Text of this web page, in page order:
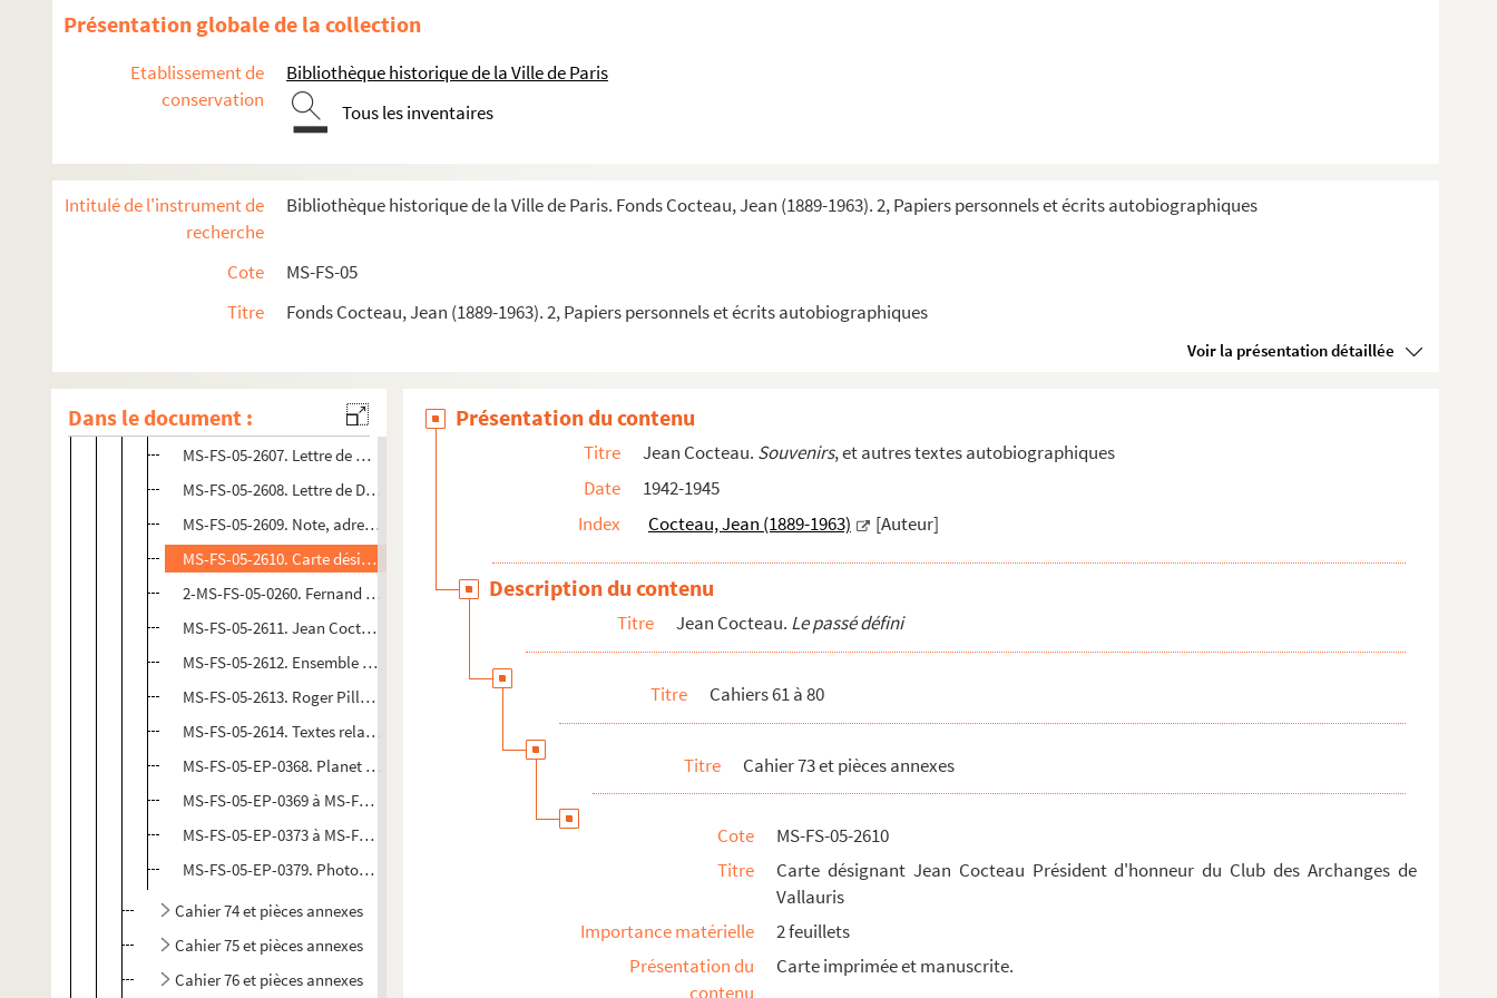
Présentation globale de la collection
Etablissement de
conservation
Bibliothèque historique de la Ville de Paris
Tous les inventaires
Intitulé de l'instrument de
recherche
Bibliothèque historique de la Ville de Paris. Fonds Cocteau, Jean (1889-1963). 2, Papiers personnels et écrits autobiographiques
Cote
MS-FS-05
Titre
Fonds Cocteau, Jean (1889-1963). 2, Papiers personnels et écrits autobiographiques
Voir la présentation détaillée
Dans le document :
2-MS-FS-05-0255. Maurice Bessy.
2-MS-FS-05-0256. Jean Cocteau.Lettre à Maurice Bessy: texte publié dans
2-MS-FS-05-0257. Annonce d'une séance d'hommage à Jean Cocteau avec la présentation des films
MS-FS-05-2600. Jean Cocteau.
MS-FS-05-2601. Télégramme de François Reichenbach à Jean Cocteau
MS-FS-05-2603. Télégramme de Charles Trénet à Jean Cocteau
MS-FS-05-2604. Lettre de Pilar Jules Supervielle à Jean Cocteau
2-MS-FS-05-0259. Billet de Jacqueline Picasso à Jean Cocteau
MS-FS-05-2606. Lettre d'Iris Peak, dame d'honneur de la princesse Margaret d'Angleterre à Jean Cocteau
MS-FS-05-2607. Lettre de madame J. de Fréminville à Jean Cocteau
MS-FS-05-2608. Lettre de David Lutyens à Jean Cocteau
MS-FS-05-2609. Note, adresse et indications d'envoi à faire au fils du producteur André Paulvé
MS-FS-05-2610. Carte désignant Jean Cocteau Président d'honneur du Club des Archanges de Vallauris
2-MS-FS-05-0260. Fernand Dartigues.Petites salles... grandes œuvres: article publié dans
MS-FS-05-2611. Jean Cocteau.
MS-FS-05-2612. Ensemble de textes de divers auteurs relatifs à Jean Cocteau
MS-FS-05-2613. Roger Pillaudin. Pages du
Journal du film de Jean Cocteau Le Testament d'Orphée
MS-FS-05-2614. Textes relatifs à Jean Cocteau
MS-FS-05-EP-0368. Planet News Ltd, Londres (agence photographique, Londres, Grande-Bretagne). Jean Cocteau, Jean Triqu...
MS-FS-05-EP-0369 à MS-FS-05-EP-0372. Photographe non identifié. Cérémonie de bénédiction de la Chapelle Notre-Dame-de-France à Londres
MS-FS-05-EP-0373 à MS-FS-05-EP-0378. Léo Mirkine (photographe, Nice, France). Hommage du Festival de Cannes à Jean Cocteau
MS-FS-05-EP-0379. Photographe non identifié. Jean Cocteau, Carole Weisweiller et Adrienne Dermit
Cahier 74 et pièces annexes
Cahier 75 et pièces annexes
Cahier 76 et pièces annexes
Présentation du contenu
Titre Jean Cocteau. Souvenirs, et autres textes autobiographiques
Date
1942-1945
Index
Cocteau, Jean (1889-1963) [Auteur]
Description du contenu
Titre Jean Cocteau. Le passé défini
Titre Cahiers 61 à 80
Titre Cahier 73 et pièces annexes
Cote
MS-FS-05-2610
Titre
Carte désignant Jean Cocteau Président d'honneur du Club des Archanges de
Vallauris
Importance matérielle
2 feuillets
Présentation du
contenu
Carte imprimée et manuscrite.